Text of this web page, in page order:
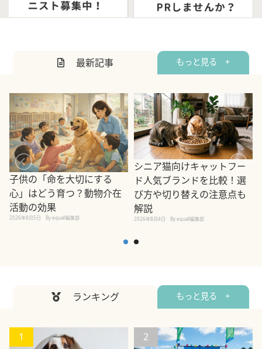
最新記事 もっと見る +
子供の「命を大切にする
心」はどう育つ？動物介在
活動の効果
2026年8月5日 By equall編集部
シニア猫向けキャットフー
ド人気ブランドを比較！選
び方や切り替えの注意点も
解説
2026年8月4日 By equall編集部
ランキング もっと見る +
1 2